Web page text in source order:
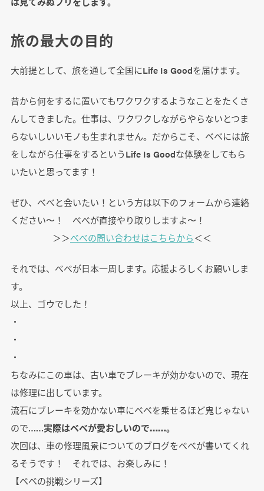
旅の最大の目的
大前提として、旅を通して全国にLife Is Goodを届けます。
昔から何をするに置いてもワクワクするようなことをたくさ
んしてきました。仕事は、ワクワクしながらやらないとつま
らないしいいモノも生まれません。だからこそ、ベベには旅
をしながら仕事をするというLife Is Goodな体験をしてもら
いたいと思ってます！
ぜひ、べべと会いたい！という方は以下のフォームから連絡
ください〜！ べべが直接やり取りしますよ〜！
＞＞べべの問い合わせはこちらから＜＜
それでは、べべが日本一周します。応援よろしくお願いしま
す。
以上、ゴウでした！
・
・
・
ちなみにこの車は、古い車でブレーキが効かないので、現在
は修理に出しています。
流石にブレーキを効かない車にベベを乗せるほど鬼じゃない
ので……実際はベベが愛おしいので……。
次回は、車の修理風景についてのブログをべべが書いてくれ
るそうです！ それでは、お楽しみに！
【ベベの挑戦シリーズ】